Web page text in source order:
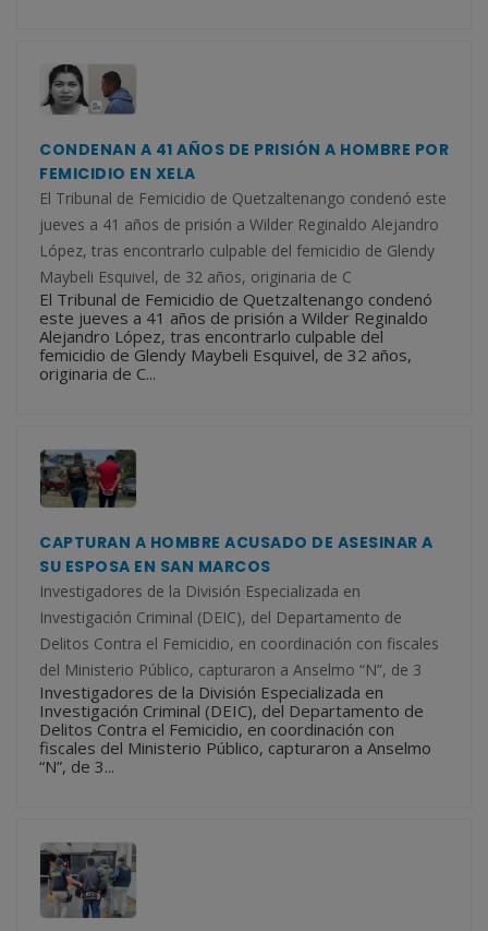
CONDENAN A 41 AÑOS DE PRISIÓN A HOMBRE POR
FEMICIDIO EN XELA
El Tribunal de Femicidio de Quetzaltenango condenó este
jueves a 41 años de prisión a Wilder Reginaldo Alejandro
López, tras encontrarlo culpable del femicidio de Glendy
Maybeli Esquivel, de 32 años, originaria de C
El Tribunal de Femicidio de Quetzaltenango condenó
este jueves a 41 años de prisión a Wilder Reginaldo
Alejandro López, tras encontrarlo culpable del
femicidio de Glendy Maybeli Esquivel, de 32 años,
originaria de C...
CAPTURAN A HOMBRE ACUSADO DE ASESINAR A
SU ESPOSA EN SAN MARCOS
Investigadores de la División Especializada en
Investigación Criminal (DEIC), del Departamento de
Delitos Contra el Femicidio, en coordinación con fiscales
del Ministerio Público, capturaron a Anselmo “N”, de 3
Investigadores de la División Especializada en
Investigación Criminal (DEIC), del Departamento de
Delitos Contra el Femicidio, en coordinación con
fiscales del Ministerio Público, capturaron a Anselmo
“N”, de 3...